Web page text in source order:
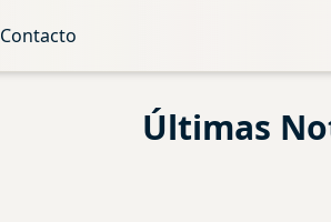
Contacto
Últimas